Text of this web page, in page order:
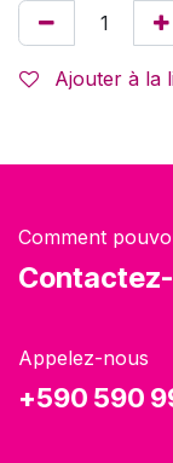
Ajouter à la
Comment
Appelez-nous
+590 590